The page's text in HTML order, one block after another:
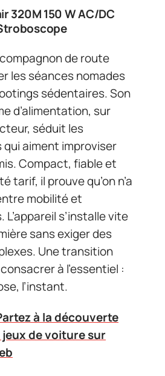
320M 150 W AC/DC
de route
les séances nomades
sédentaires. Son
d’alimentation, sur
séduit les
aiment improviser
Compact, fiable et
tarif, il prouve qu’on n’a
mobilité et
s’installe vite
sans exiger des
Une transition
à l’essentiel :
l’instant.
à la découverte
de voiture sur